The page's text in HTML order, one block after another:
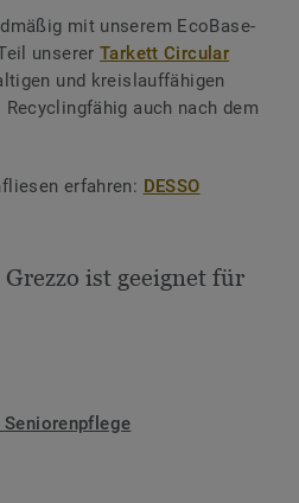
mit unserem EcoBase-
unsererTarkett Circular
und kreislauffähigen
auch nach dem
erfahren: DESSO
ist geeignet für
Seniorenpflege